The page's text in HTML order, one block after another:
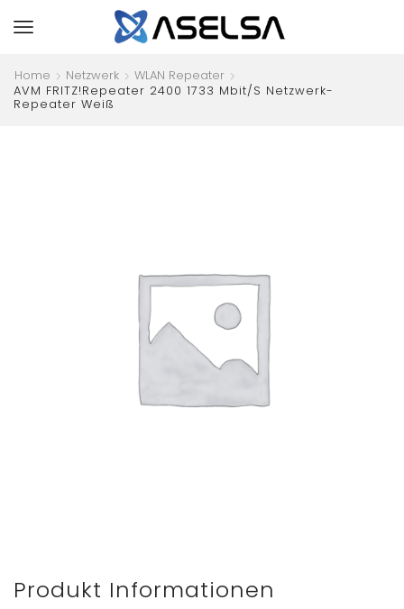
Home Netzwerk
WLAN Repeater
AVM FRITZ!Repeater 2400 1733 Mbit/s Netzwerk-
Repeater Weiß
Produkt Informationen